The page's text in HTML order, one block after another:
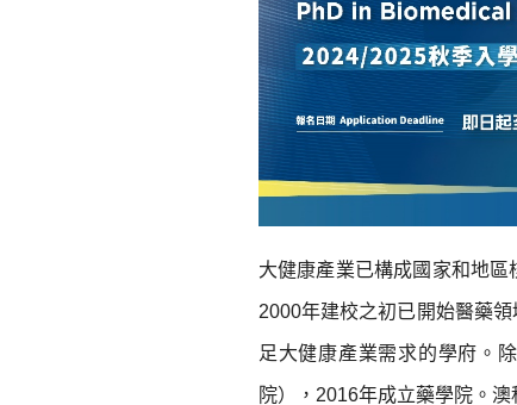
大健康產業已構成國家和地
2000年建校之初已開始醫藥
足大健康產業需求的學府。
院），2016年成立藥學院。